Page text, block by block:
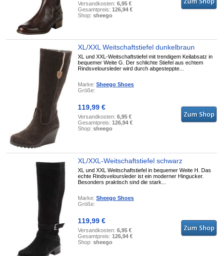
Versandkosten:6,95 €
Gesamtpreis:126,94 €
Shop:sheego
XL/XXL Weitschaftstiefel dunkelbraun
XL und XXL-Weitschaftstiefel mit trendigem Keilabsatz in
bequemer Weite G. Der schlichte Stiefel aus echtem
Rindsveloursleder wird durch abgesteppte...
Marke:Sheego Shoes
Größe:
119,99 €
Versandkosten:6,95 €
Gesamtpreis:126,94 €
Shop:sheego
XL/XXL-Weitschaftstiefel schwarz
XL und XXL Weitschaftstiefel in bequemer Weite H. Das
echte Rindsveloursleder ist ein moderner Hingucker.
Besonders praktisch sind die stark...
Marke:Sheego Shoes
Größe:
119,99 €
Versandkosten:6,95 €
Gesamtpreis:126,94 €
Shop:sheego